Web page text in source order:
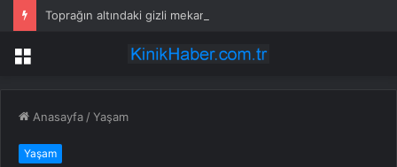
Menü
Anasayfa /Yaşam
Yaşam